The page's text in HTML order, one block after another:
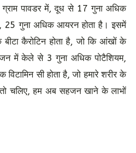
पावडर में, दूध से 17 गुना अधिक
गुना अधिक आयरन होता है। इसमें
कैरोटिन होता है, जो कि आंखों के
में केले से 3 गुना अधिक पोटैशियम,
सी होता है, जो हमारे शरीर के
चलिए, हम अब सहजन खाने के लाभों